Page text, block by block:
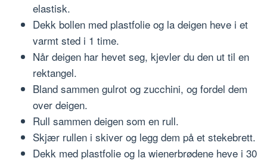
elastisk.
Dekk bollen med plastfolie og la deigen heve i et
varmt sted i 1 time.
Når deigen har hevet seg, kjevler du den ut til en
rektangel.
Bland sammen gulrot og zucchini, og fordel dem
over deigen.
Rull sammen deigen som en rull.
Skjær rullen i skiver og legg dem på et stekebrett.
Dekk med plastfolie og la wienerbrødene heve i 30